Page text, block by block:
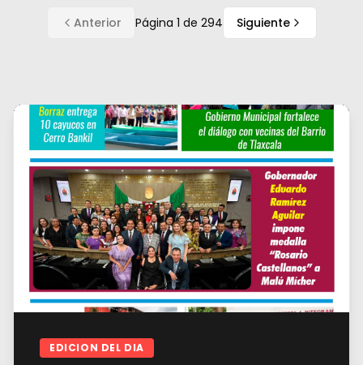
Anterior Página 1 de 294 Siguiente
EDICION DEL DIA